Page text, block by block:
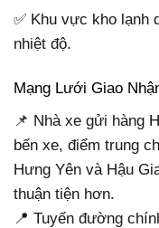
✅ Khu vực kho lạnh
nhiệt độ.
Mạng Lưới Giao
📌 Nhà xe gửi hàng
bến xe, điểm trung
Hưng Yên và Hậu
thuận tiện hơn.
📍 Tuyến đường